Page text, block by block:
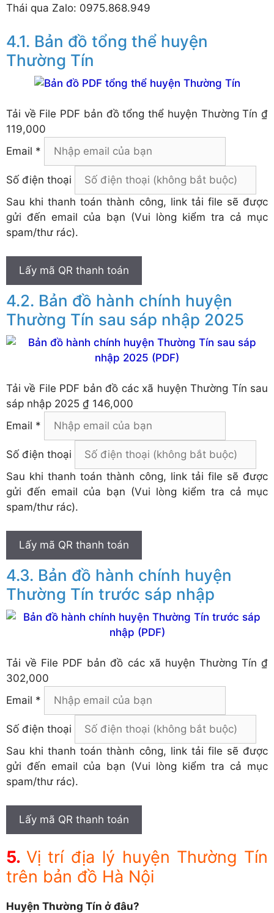
Thái qua Zalo: 0975.868.949
Bản đồ tổng thể huyện
Thường Tín
Tải về File PDF bản đồ tổng thể huyện Thường Tín ₫
119,000
Email *
Số điện thoại
Sau khi thanh toán thành công, link tải file sẽ được
gửi đến email của bạn (Vui lòng kiểm tra cả mục
spam/thư rác).
Lấy mã QR thanh toán
Bản đồ hành chính huyện
Thường Tín sau sáp nhập 2025
Tải về File PDF bản đồ các xã huyện Thường Tín sau
sáp nhập 2025 ₫ 146,000
Email *
Số điện thoại
Sau khi thanh toán thành công, link tải file sẽ được
gửi đến email của bạn (Vui lòng kiểm tra cả mục
spam/thư rác).
Lấy mã QR thanh toán
Bản đồ hành chính huyện
Thường Tín trước sáp nhập
Tải về File PDF bản đồ các xã huyện Thường Tín ₫
302,000
Email *
Số điện thoại
Sau khi thanh toán thành công, link tải file sẽ được
gửi đến email của bạn (Vui lòng kiểm tra cả mục
spam/thư rác).
Lấy mã QR thanh toán
Vị trí địa lý huyện Thường Tín
trên bản đồ Hà Nội
Huyện Thường Tín ở đâu?